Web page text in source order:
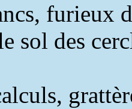
furieux
sol des